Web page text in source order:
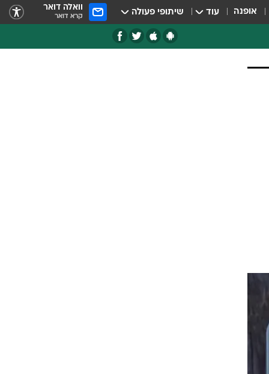
אופנה עוד שיתופי פעולה וואלה דואר
קרא דואר